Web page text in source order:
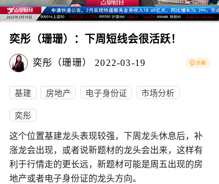
奕彤（珊珊）：下周短线会很活跃！
奕彤（珊珊） 2022-03-19
基建 房地产 电子身份证
市场分析
奕彤
这个位置基建龙头表现较强，下周龙头休息后，补
涨龙会出现，或者说新题材的龙头会出来，这样有
利于行情走的更长远，新题材可能是周五出现的房
地产或者电子身份证的龙头方向。